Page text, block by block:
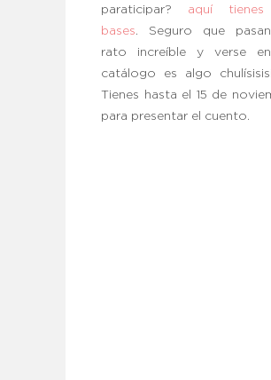
paraticipar? aquí tienes
bases . Seguro que
rato increíble y verse
catálogo es algo
Tienes hasta el 15 de
para presentar el cuento.